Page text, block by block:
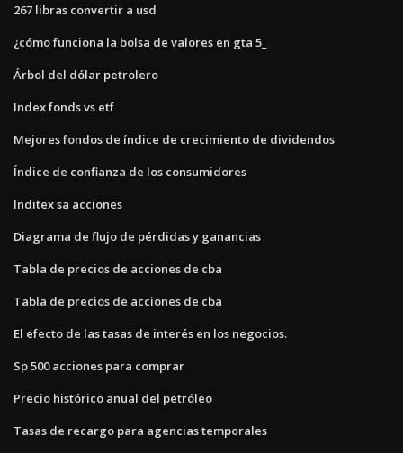
267 libras convertir a usd
¿cómo funciona la bolsa de valores en gta 5_
Árbol del dólar petrolero
Index fonds vs etf
Mejores fondos de índice de crecimiento de dividendos
Índice de confianza de los consumidores
Inditex sa acciones
Diagrama de flujo de pérdidas y ganancias
Tabla de precios de acciones de cba
Tabla de precios de acciones de cba
El efecto de las tasas de interés en los negocios.
Sp 500 acciones para comprar
Precio histórico anual del petróleo
Tasas de recargo para agencias temporales